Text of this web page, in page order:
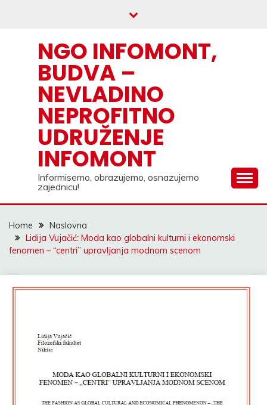
NGO INFOMONT,
BUDVA –
NEVLADINO
NEPROFITNO
UDRUŽENJE
INFOMONT
Informisemo, obrazujemo, osnazujemo
zajednicu!
Home
Naslovna
Lidija Vujačić: Moda kao globalni kulturni i ekonomski
fenomen – “centri” upravljanja modnom scenom